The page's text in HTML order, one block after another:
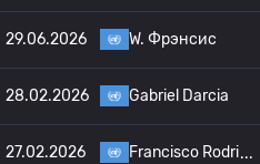
29.06.2026 W. Фрэнсис
28.02.2026 Gabriel Darcia
27.02.2026 Francisco Rodri